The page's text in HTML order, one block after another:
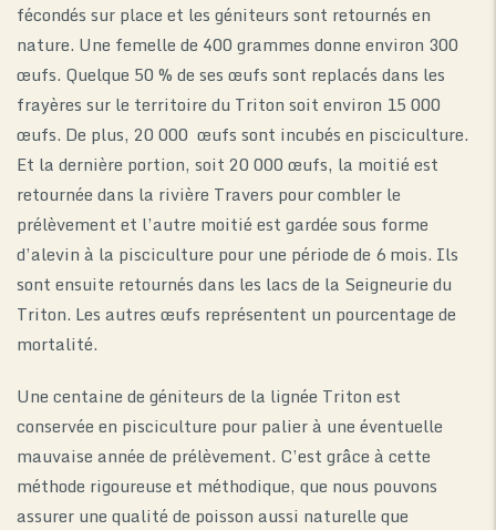
fécondés sur place et les géniteurs sont retournés en
nature. Une femelle de 400 grammes donne environ 300
œufs. Quelque 50 % de ses œufs sont replacés dans les
frayères sur le territoire du Triton soit environ 15 000
œufs. De plus, 20 000 œufs sont incubés en pisciculture.
Et la dernière portion, soit 20 000 œufs, la moitié est
retournée dans la rivière Travers pour combler le
prélèvement et l’autre moitié est gardée sous forme
d’alevin à la pisciculture pour une période de 6 mois. Ils
sont ensuite retournés dans les lacs de la Seigneurie du
Triton. Les autres œufs représentent un pourcentage de
mortalité.
Une centaine de géniteurs de la lignée Triton est
conservée en pisciculture pour palier à une éventuelle
mauvaise année de prélèvement. C’est grâce à cette
méthode rigoureuse et méthodique, que nous pouvons
assurer une qualité de poisson aussi naturelle que